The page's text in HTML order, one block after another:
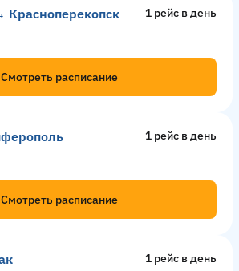
1 рейс в день
Смотреть расписание
1 рейс в день
Смотреть расписание
1 рейс в день